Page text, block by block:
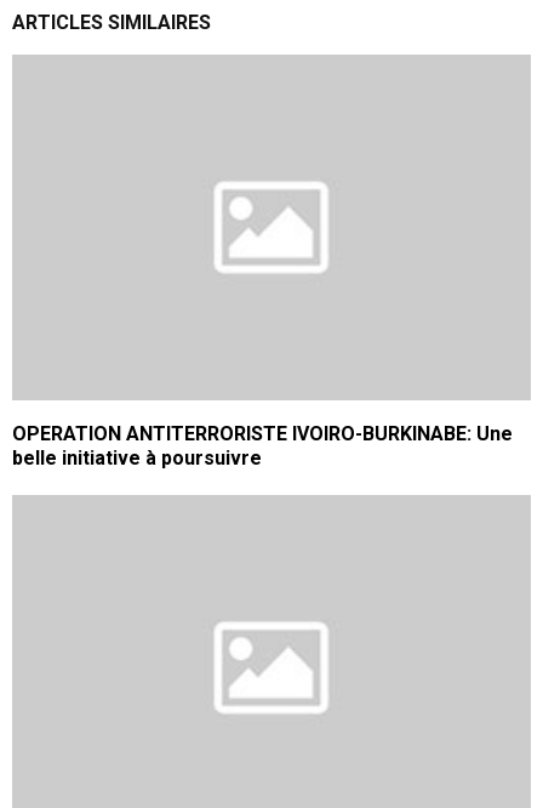
ARTICLES SIMILAIRES
OPERATION ANTITERRORISTE IVOIRO-BURKINABE: Une
belle initiative à poursuivre